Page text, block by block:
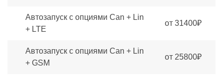
Автозапуск с опциями Can + Lin
+ LTE
от 31400₽
Автозапуск с опциями Can + Lin
+ GSM
от 25800₽